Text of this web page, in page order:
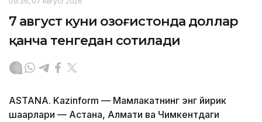
7 август куни Қозоғистонда доллар
қанча тенгедан сотилади
ASTANA. Kazinform — Мамлакатнинг энг йирик
шаҳарлари — Астана, Алмати ва Чимкентдаги